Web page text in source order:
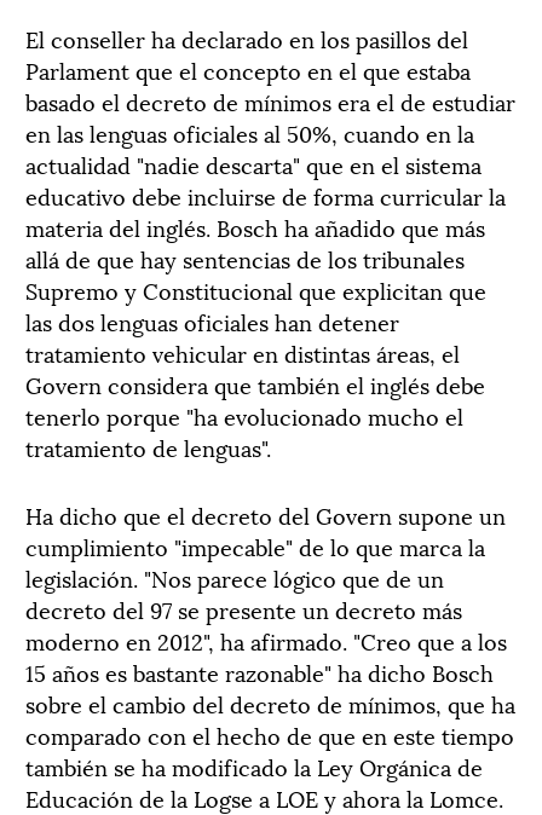
El conseller ha declarado en los pasillos del
Parlament que el concepto en el que estaba
basado el decreto de mínimos era el de estudiar
en las lenguas oficiales al 50%, cuando en la
actualidad "nadie descarta" que en el sistema
educativo debe incluirse de forma curricular la
materia del inglés. Bosch ha añadido que más
allá de que hay sentencias de los tribunales
Supremo y Constitucional que explicitan que
las dos lenguas oficiales han detener
tratamiento vehicular en distintas áreas, el
Govern considera que también el inglés debe
tenerlo porque "ha evolucionado mucho el
tratamiento de lenguas".
Ha dicho que el decreto del Govern supone un
cumplimiento "impecable" de lo que marca la
legislación. "Nos parece lógico que de un
decreto del 97 se presente un decreto más
moderno en 2012", ha afirmado. "Creo que a los
15 años es bastante razonable" ha dicho Bosch
sobre el cambio del decreto de mínimos, que ha
comparado con el hecho de que en este tiempo
también se ha modificado la Ley Orgánica de
Educación de la Logse a LOE y ahora la Lomce.